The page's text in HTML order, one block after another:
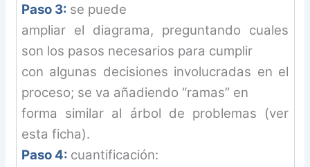
Paso 3: se puede
ampliar el diagrama, preguntando cuales
son los pasos necesarios para cumplir
con algunas decisiones involucradas en el
proceso; se va añadiendo “ramas” en
forma similar al árbol de problemas (ver
esta ficha).
Paso 4: cuantificación: